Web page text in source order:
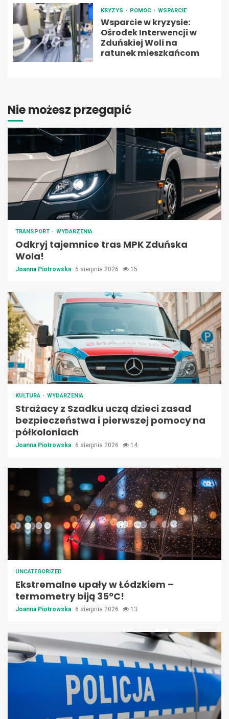
KRYZYS POMOC WSPARCIE
Wsparcie w kryzysie:
Ośrodek Interwencji w
Zduńskiej Woli na
ratunek mieszkańcom
Nie możesz przegapić
TRANSPORT WYDARZENIA
Odkryj tajemnice tras MPK Zduńska
Wola!
Joanna Piotrowska 6 sierpnia 2026 15
KULTURA WYDARZENIA
Strażacy z Szadku uczą dzieci zasad
bezpieczeństwa i pierwszej pomocy na
półkoloniach
Joanna Piotrowska 6 sierpnia 2026 14
UNCATEGORIZED
Ekstremalne upały w Łódzkiem –
termometry biją 35ºC!
Joanna Piotrowska 6 sierpnia 2026 13